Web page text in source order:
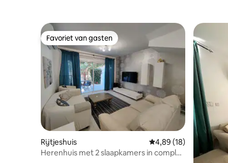
Favoriet van gasten
Favoriet van gasten
Rijtjeshuis Gemiddelde
4,89 (18)
Herenhuis met 2 slaapkamers in complex